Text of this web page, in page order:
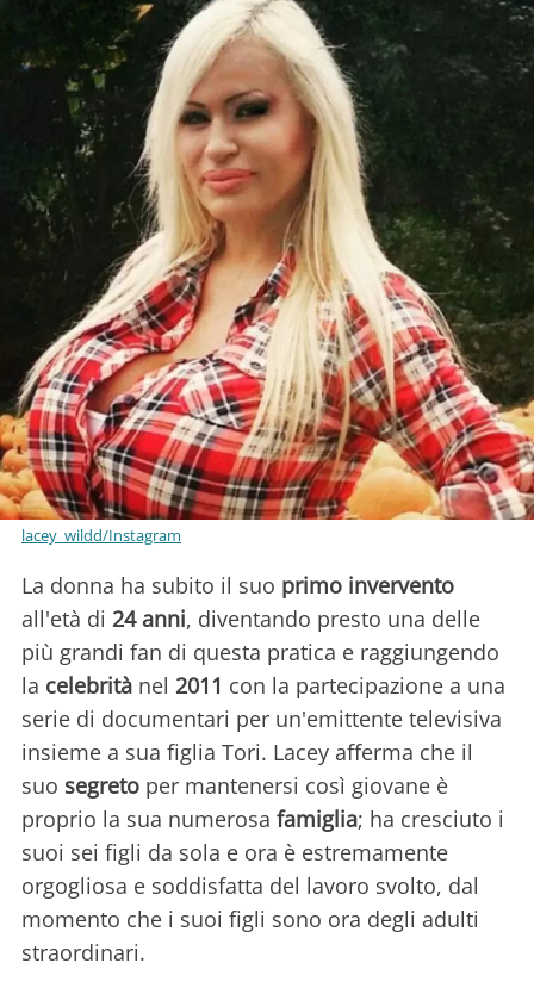
lacey_wildd/Instagram
La donna ha subito il suo primo invervento
all'età di 24 anni, diventando presto una delle
più grandi fan di questa pratica e raggiungendo
la celebrità nel 2011 con la partecipazione a una
serie di documentari per un'emittente televisiva
insieme a sua figlia Tori. Lacey afferma che il
suo segreto per mantenersi così giovane è
proprio la sua numerosa famiglia; ha cresciuto i
suoi sei figli da sola e ora è estremamente
orgogliosa e soddisfatta del lavoro svolto, dal
momento che i suoi figli sono ora degli adulti
straordinari.